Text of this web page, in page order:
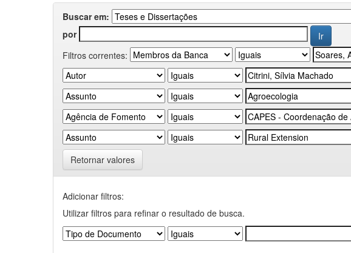
Buscar em:
por
Filtros correntes:
Retornar valores
Adicionar filtros:
Utilizar filtros para refinar o resultado de busca.